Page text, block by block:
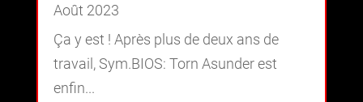
Août 2023
Ça y est ! Après plus de deux ans de
travail, Sym.BIOS: Torn Asunder est
enfin...